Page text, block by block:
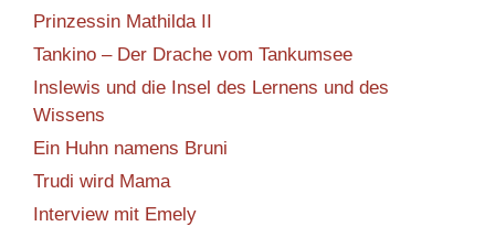
Prinzessin Mathilda II
Tankino – Der Drache vom Tankumsee
Inslewis und die Insel des Lernens und des
Wissens
Ein Huhn namens Bruni
Trudi wird Mama
Interview mit Emely